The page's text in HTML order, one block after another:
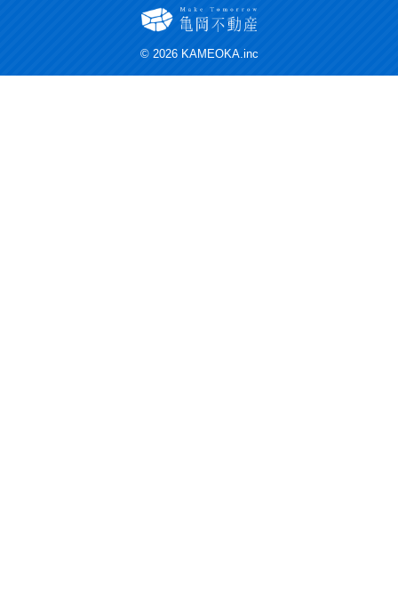
© 2026 KAMEOKA.inc